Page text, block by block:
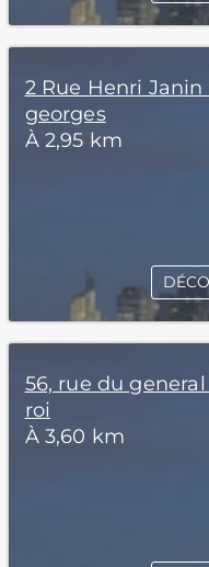
2 Rue Henri
georges
À 2,95 km
56, rue du
roi
À 3,60 km